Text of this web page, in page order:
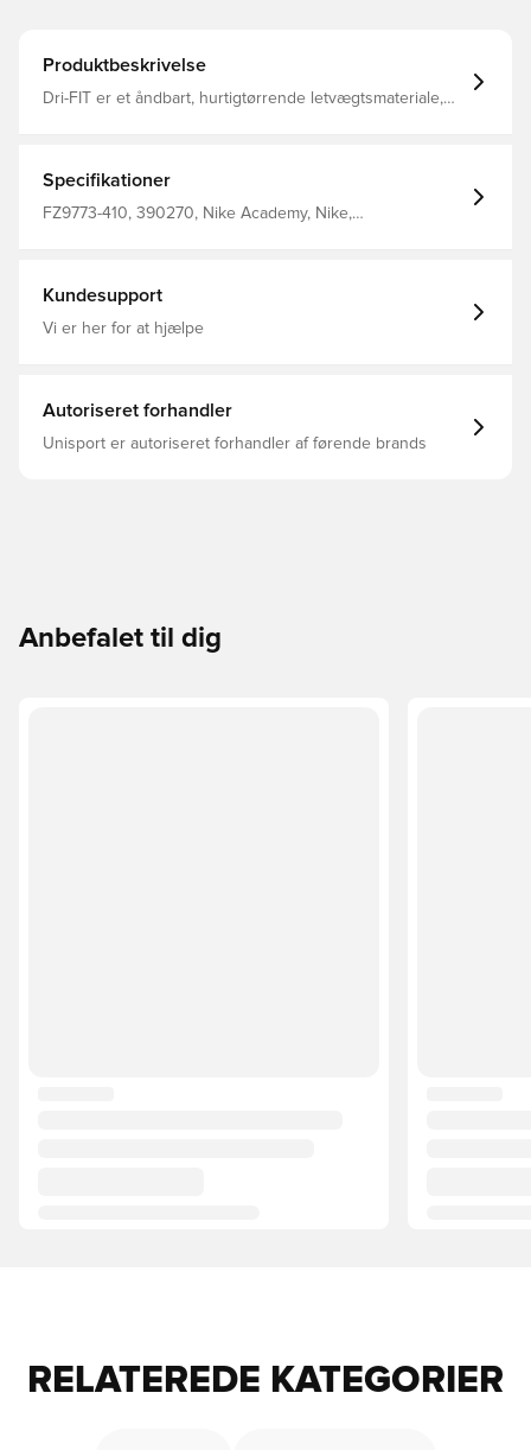
Produktbeskrivelse
Dri-FIT er et åndbart, hurtigtørrende letvægtsmateriale,
Specifikationer
FZ9773-410, 390270, Nike Academy, Nike,
Kundesupport
Vi er her for at hjælpe
Autoriseret forhandler
Unisport er autoriseret forhandler af førende brands
Anbefalet til dig
RELATEREDE KATEGORIER